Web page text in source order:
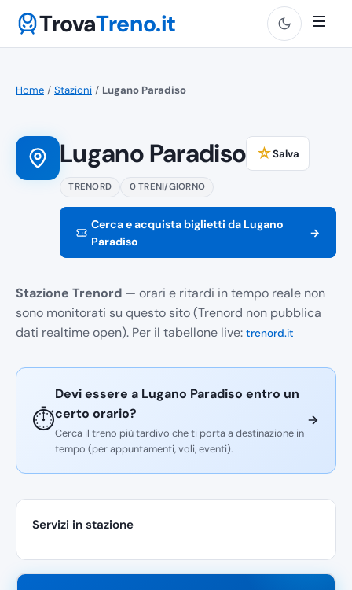
TrovaTreno.it
Home / Stazioni / Lugano Paradiso
Lugano Paradiso ☆Salva
TRENORD 0 TRENI/GIORNO
Cerca e acquista biglietti da Lugano
Paradiso
→
Stazione Trenord — orari e ritardi in tempo reale non
sono monitorati su questo sito (Trenord non pubblica
dati realtime open). Per il tabellone live: trenord.it
⏱️
Devi essere a Lugano Paradiso entro un
certo orario?
Cerca il treno più tardivo che ti porta a destinazione in
tempo (per appuntamenti, voli, eventi).
Servizi in stazione